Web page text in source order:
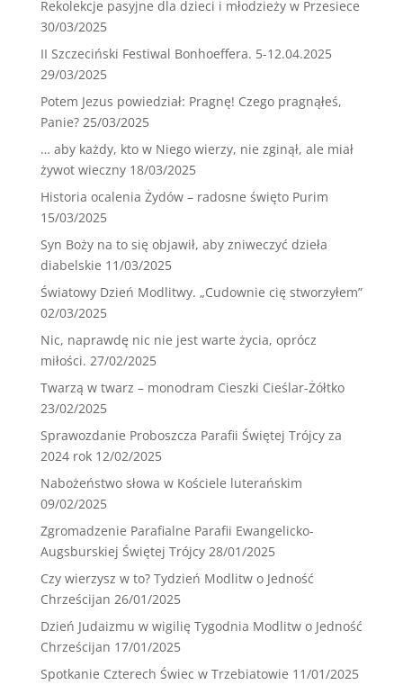
Rekolekcje pasyjne dla dzieci i młodzieży w Przesiece
30/03/2025
II Szczeciński Festiwal Bonhoeffera. 5-12.04.2025
29/03/2025
Potem Jezus powiedział: Pragnę! Czego pragnąłeś,
Panie? 25/03/2025
… aby każdy, kto w Niego wierzy, nie zginął, ale miał
żywot wieczny 18/03/2025
Historia ocalenia Żydów – radosne święto Purim
15/03/2025
Syn Boży na to się objawił, aby zniweczyć dzieła
diabelskie 11/03/2025
Światowy Dzień Modlitwy. „Cudownie cię stworzyłem”
02/03/2025
Nic, naprawdę nic nie jest warte życia, oprócz
miłości. 27/02/2025
Twarzą w twarz – monodram Cieszki Cieślar-Żółtko
23/02/2025
Sprawozdanie Proboszcza Parafii Świętej Trójcy za
2024 rok 12/02/2025
Nabożeństwo słowa w Kościele luterańskim
09/02/2025
Zgromadzenie Parafialne Parafii Ewangelicko-
Augsburskiej Świętej Trójcy 28/01/2025
Czy wierzysz w to? Tydzień Modlitw o Jedność
Chrześcijan 26/01/2025
Dzień Judaizmu w wigilię Tygodnia Modlitw o Jedność
Chrześcijan 17/01/2025
Spotkanie Czterech Świec w Trzebiatowie 11/01/2025